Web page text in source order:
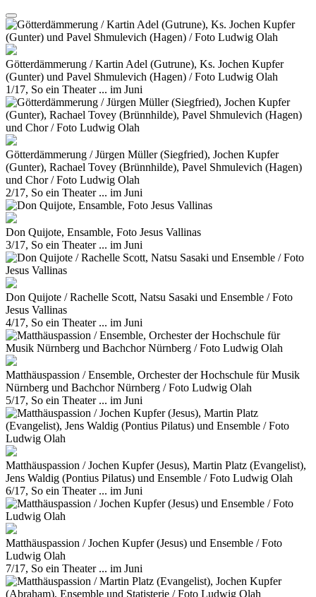
Götterdämmerung / Kartin Adel (Gutrune), Ks. Jochen Kupfer
(Gunter) und Pavel Shmulevich (Hagen) / Foto Ludwig Olah
1/17, So ein Theater ... im Juni
Götterdämmerung / Jürgen Müller (Siegfried), Jochen Kupfer
(Gunter), Rachael Tovey (Brünnhilde), Pavel Shmulevich (Hagen)
und Chor / Foto Ludwig Olah
2/17, So ein Theater ... im Juni
Don Quijote, Ensamble, Foto Jesus Vallinas
3/17, So ein Theater ... im Juni
Don Quijote / Rachelle Scott, Natsu Sasaki und Ensemble / Foto
Jesus Vallinas
4/17, So ein Theater ... im Juni
Matthäuspassion / Ensemble, Orchester der Hochschule für Musik
Nürnberg und Bachchor Nürnberg / Foto Ludwig Olah
5/17, So ein Theater ... im Juni
Matthäuspassion / Jochen Kupfer (Jesus), Martin Platz (Evangelist),
Jens Waldig (Pontius Pilatus) und Ensemble / Foto Ludwig Olah
6/17, So ein Theater ... im Juni
Matthäuspassion / Jochen Kupfer (Jesus) und Ensemble / Foto
Ludwig Olah
7/17, So ein Theater ... im Juni